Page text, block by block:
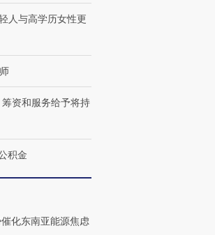
人与高学历女性更
资和服务给予将持
积金
化东南亚能源焦虑